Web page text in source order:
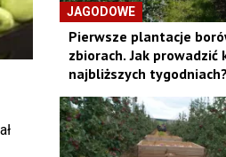
JAGODOWE
Pierwsze plantacje
zbiorach. Jak prowadzić
najbliższych tygodniach?